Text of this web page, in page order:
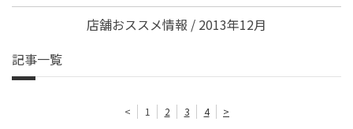
店舗おススメ情報 / 2013年12月
記事一覧
< 1 2 3 4 >